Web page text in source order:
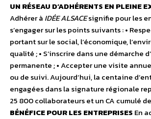
UN RÉSEAU D’ADHÉRENTS EN PLEINE
Adhérer à IDÉE ALSACEsignifie pour les
s’engager sur les points suivants : •
portant sur le social, l’économique,
qualité ; • S’inscrire dans une démarche
permanente ; • Accepter une visite
ou de suivi. Aujourd’hui, la centaine
engagées dans la signature régionale
25 800 collaborateurs et un CA cumulé
BÉNÉFICE POUR LES ENTREPRISES En